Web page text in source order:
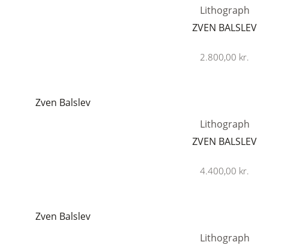
Lithograph
ZVEN BALSLEV
2.800,00 kr.
Lithograph
ZVEN BALSLEV
4.400,00 kr.
Lithograph